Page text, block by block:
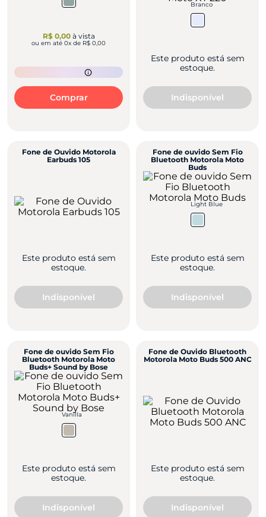
R$ 0,00à vista
ou em até 0x de R$ 0,00
Comprar
Branco
Este produto está sem
estoque.
Indisponível
Fone de Ouvido Motorola
Earbuds 105
Este produto está sem
estoque.
Indisponível
Fone de ouvido Sem Fio
Bluetooth Motorola Moto
Buds
Light Blue
Este produto está sem
estoque.
Indisponível
Fone de ouvido Sem Fio
Bluetooth Motorola Moto
Buds+ Sound by Bose
Vanilla
Este produto está sem
estoque.
Indisponível
Fone de Ouvido Bluetooth
Motorola Moto Buds 500 ANC
Este produto está sem
estoque.
Indisponível